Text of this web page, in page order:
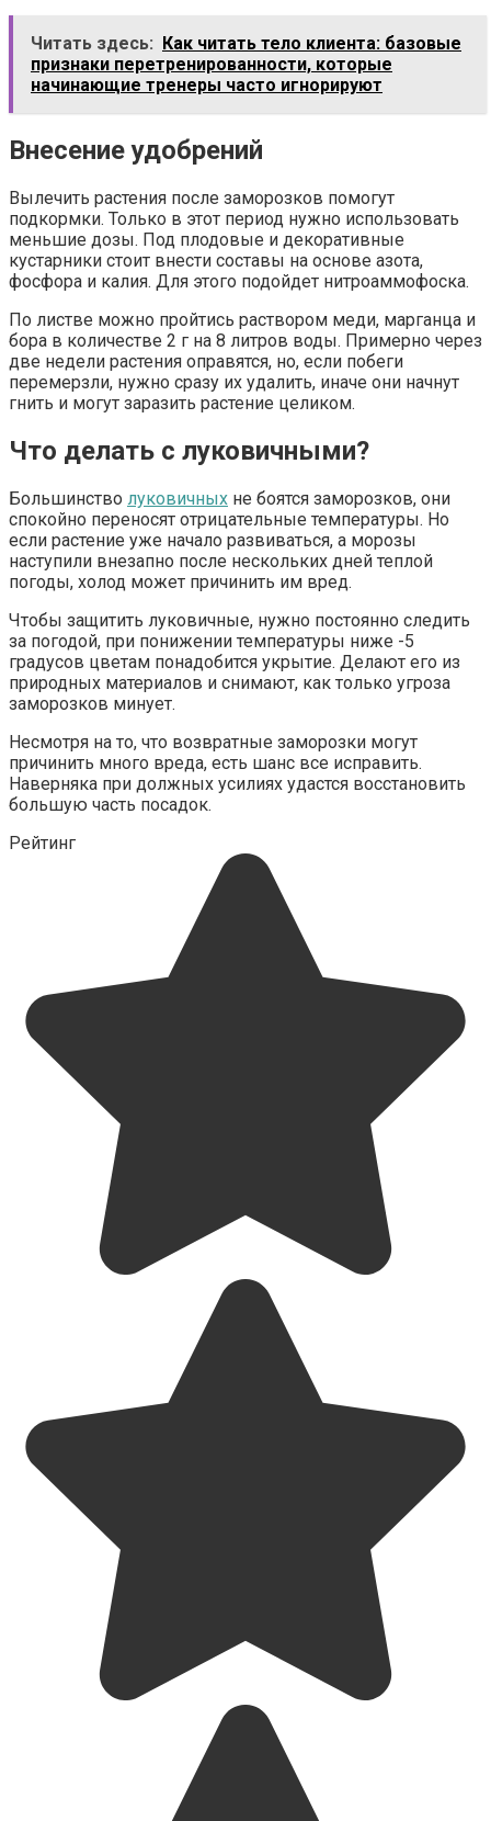
Читать здесь: Как читать тело клиента: базовые
признаки перетренированности, которые
начинающие тренеры часто игнорируют
Внесение удобрений
Вылечить растения после заморозков помогут
подкормки. Только в этот период нужно использовать
меньшие дозы. Под плодовые и декоративные
кустарники стоит внести составы на основе азота,
фосфора и калия. Для этого подойдет нитроаммофоска.
По листве можно пройтись раствором меди, марганца и
бора в количестве 2 г на 8 литров воды. Примерно через
две недели растения оправятся, но, если побеги
перемерзли, нужно сразу их удалить, иначе они начнут
гнить и могут заразить растение целиком.
Что делать с луковичными?
Большинство луковичных не боятся заморозков, они
спокойно переносят отрицательные температуры. Но
если растение уже начало развиваться, а морозы
наступили внезапно после нескольких дней теплой
погоды, холод может причинить им вред.
Чтобы защитить луковичные, нужно постоянно следить
за погодой, при понижении температуры ниже -5
градусов цветам понадобится укрытие. Делают его из
природных материалов и снимают, как только угроза
заморозков минует.
Несмотря на то, что возвратные заморозки могут
причинить много вреда, есть шанс все исправить.
Наверняка при должных усилиях удастся восстановить
большую часть посадок.
Рейтинг